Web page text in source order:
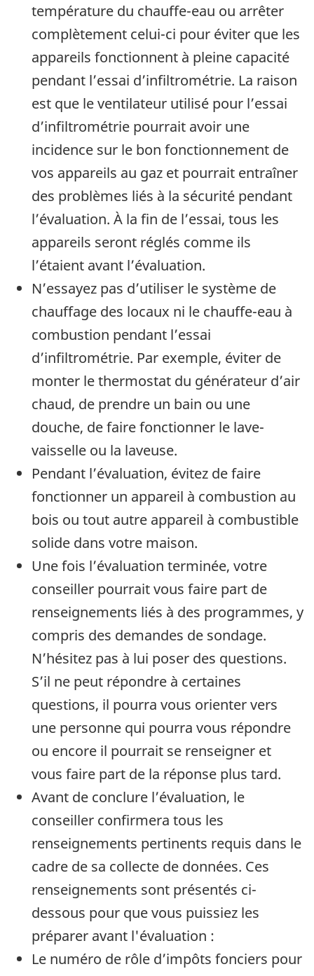
température du chauffe-eau ou arrêter
complètement celui-ci pour éviter que les
appareils fonctionnent à pleine capacité
pendant l’essai d’infiltrométrie. La raison
est que le ventilateur utilisé pour l’essai
d’infiltrométrie pourrait avoir une
incidence sur le bon fonctionnement de
vos appareils au gaz et pourrait entraîner
des problèmes liés à la sécurité pendant
l’évaluation. À la fin de l’essai, tous les
appareils seront réglés comme ils
l’étaient avant l’évaluation.
N’essayez pas d’utiliser le système de
chauffage des locaux ni le chauffe-eau à
combustion pendant l’essai
d’infiltrométrie. Par exemple, éviter de
monter le thermostat du générateur d’air
chaud, de prendre un bain ou une
douche, de faire fonctionner le lave-
vaisselle ou la laveuse.
Pendant l’évaluation, évitez de faire
fonctionner un appareil à combustion au
bois ou tout autre appareil à combustible
solide dans votre maison.
Une fois l’évaluation terminée, votre
conseiller pourrait vous faire part de
renseignements liés à des programmes, y
compris des demandes de sondage.
N’hésitez pas à lui poser des questions.
S’il ne peut répondre à certaines
questions, il pourra vous orienter vers
une personne qui pourra vous répondre
ou encore il pourrait se renseigner et
vous faire part de la réponse plus tard.
Avant de conclure l’évaluation, le
conseiller confirmera tous les
renseignements pertinents requis dans le
cadre de sa collecte de données. Ces
renseignements sont présentés ci-
dessous pour que vous puissiez les
préparer avant l'évaluation :
Le numéro de rôle d’impôts fonciers pour